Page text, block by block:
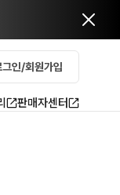
그인/회원가입
판매자센터